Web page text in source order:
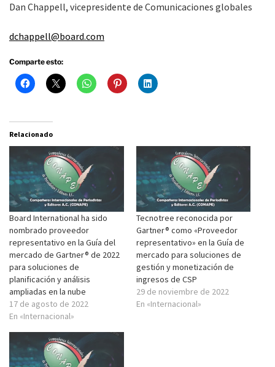
Dan Chappell, vicepresidente de Comunicaciones globales
dchappell@board.com
Comparte esto:
Relacionado
Board International ha sido
nombrado proveedor
representativo en la Guía del
mercado de Gartner® de 2022
para soluciones de
planificación y análisis
ampliadas en la nube
17 de agosto de 2022
En «Internacional»
Tecnotree reconocida por
Gartner® como «Proveedor
representativo» en la Guía de
mercado para soluciones de
gestión y monetización de
ingresos de CSP
29 de noviembre de 2022
En «Internacional»